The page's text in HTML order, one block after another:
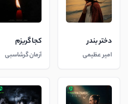
دختر بندر
امیر عظیمی
کجا گریزم
آرمان گرشاسبی